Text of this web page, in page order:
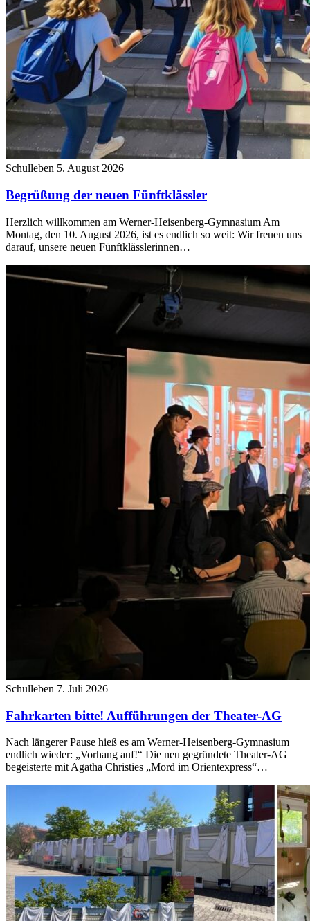
Schulleben 5. August 2026
Begrüßung der neuen Fünftklässler
Herzlich willkommen am Werner-Heisenberg-Gymnasium Am
Montag, den 10. August 2026, ist es endlich so weit: Wir freuen uns
darauf, unsere neuen Fünftklässlerinnen…
Schulleben 7. Juli 2026
Fahrkarten bitte! Aufführungen der Theater-AG
Nach längerer Pause hieß es am Werner-Heisenberg-Gymnasium
endlich wieder: „Vorhang auf!“ Die neu gegründete Theater-AG
begeisterte mit Agatha Christies „Mord im Orientexpress“…